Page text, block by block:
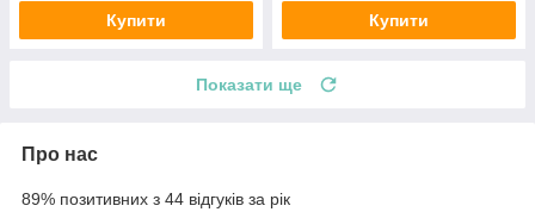
Купити Купити
Показати ще
Про нас
89% позитивних з 44 відгуків за рік